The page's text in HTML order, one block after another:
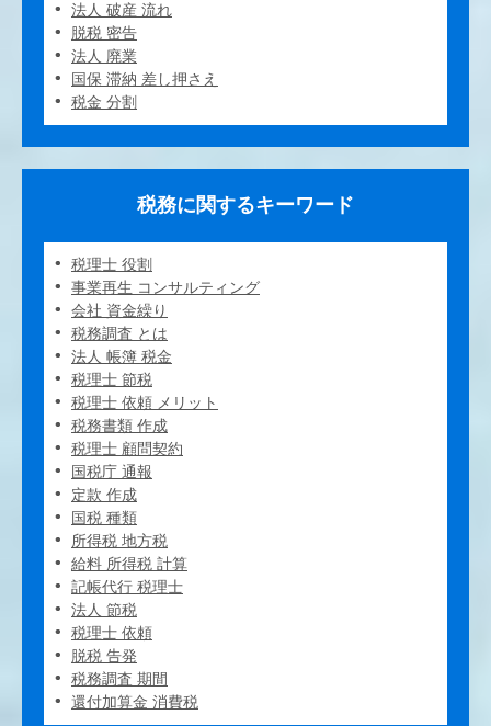
法人 破産 流れ
脱税 密告
法人 廃業
国保 滞納 差し押さえ
税金 分割
税務に関するキーワード
税理士 役割
事業再生 コンサルティング
会社 資金繰り
税務調査 とは
法人 帳簿 税金
税理士 節税
税理士 依頼 メリット
税務書類 作成
税理士 顧問契約
国税庁 通報
定款 作成
国税 種類
所得税 地方税
給料 所得税 計算
記帳代行 税理士
法人 節税
税理士 依頼
脱税 告発
税務調査 期間
還付加算金 消費税